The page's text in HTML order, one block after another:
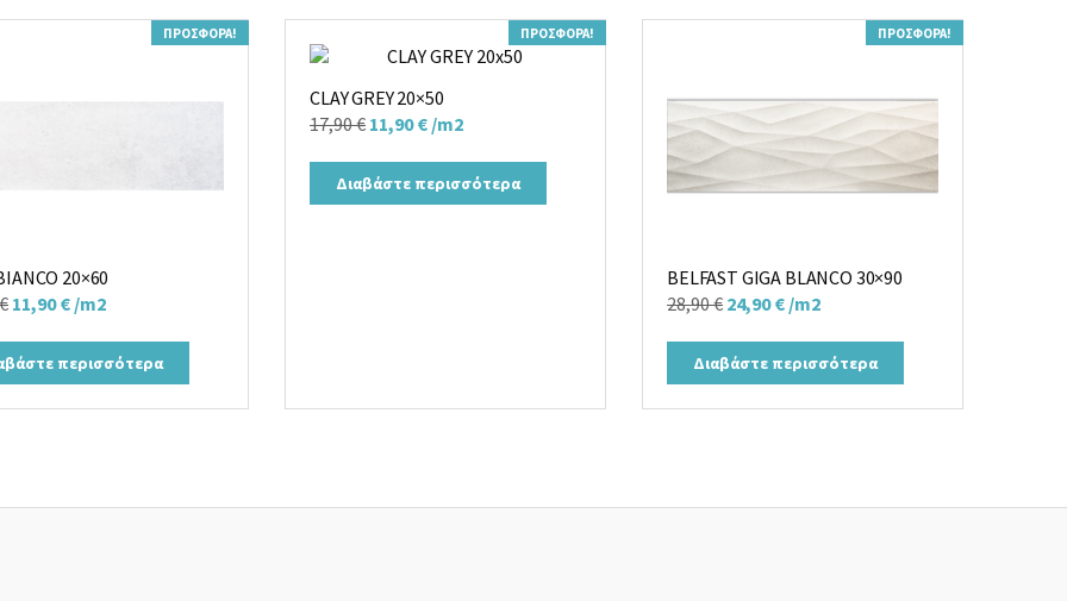
ΠΡΟΣΦΟΡΆ!
20×60
€ Original
was:
18,00 €.
11,90€Η
τιμή
είναι:
11,90 €.
/m2
περισσότερα
ΠΡΟΣΦΟΡΆ!
CLAY GREY 20×50
17,90€ Original
was:
17,90 €.
11,90€Η
τιμή
είναι:
/m2
Διαβάστε περισσότερα
ΠΡΟΣΦΟΡΆ!
BELFAST GIGA BLANCO 30×90
28,90€ Original
was:
28,90 €.
24,90€Η
τιμή
είναι:
24,90 €.
/m2
Διαβάστε περισσότερα